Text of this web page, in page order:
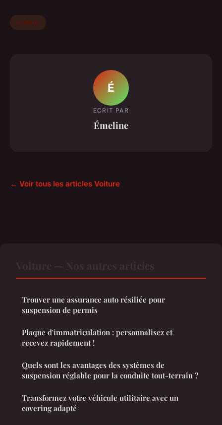
voiture
É
ECRIT PAR
Émeline
← Voir tous les articles Voiture
Trouver une assurance auto résiliée pour
suspension de permis
Plaque d'immatriculation : personnalisez et
recevez rapidement !
Quels sont les avantages des systèmes de
suspension réglable pour la conduite tout-terrain ?
Transformez votre véhicule utilitaire avec un
covering adapté